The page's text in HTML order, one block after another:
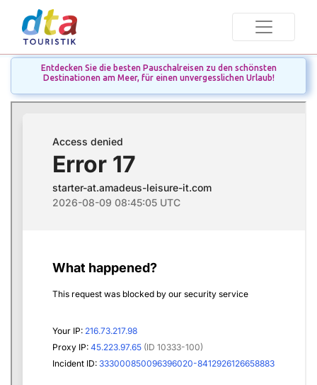
Entdecken Sie die besten Pauschalreisen zu den schönsten
Destinationen am Meer, für einen unvergesslichen Urlaub!